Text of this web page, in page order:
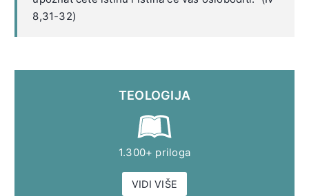
8,31-32)
TEOLOGIJA
1.300+ priloga
VIDI VIŠE